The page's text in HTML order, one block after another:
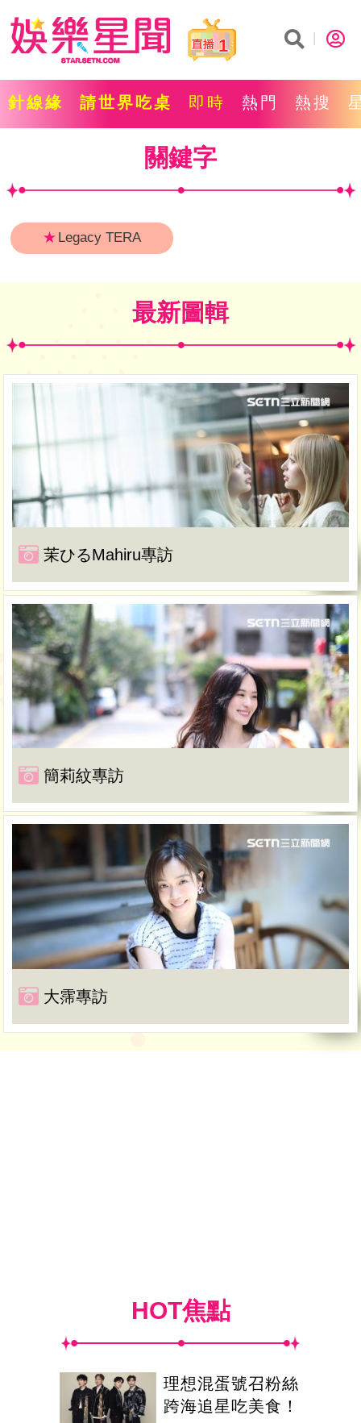
1
針線緣 請世界吃桌 即時 熱門 熱搜
關鍵字
★ Legacy TERA
最新圖輯
茉ひるMahiru專訪
簡莉紋專訪
大霈專訪
HOT焦點
理想混蛋號召粉絲
跨海追星吃美食！